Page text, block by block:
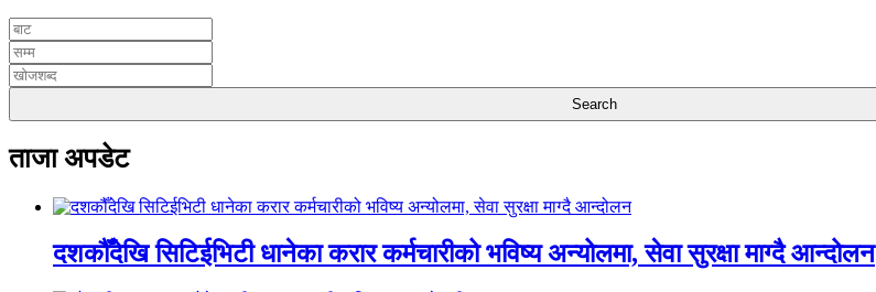
ताजा अपडेट
दशकौँदेखि सिटिईभिटी धानेका करार कर्मचारीको भविष्य अन्योलमा, सेवा सुरक्षा माग्दै आन्दोलन